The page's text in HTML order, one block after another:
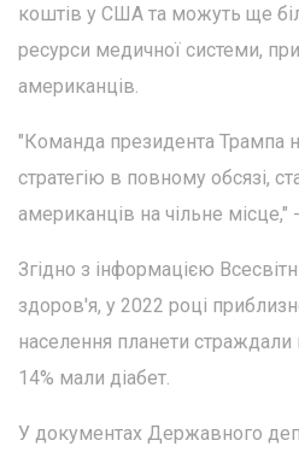
коштів у США та можуть ще
ресурси медичної системи,
американців.
"Команда президента Трампа
стратегію в повному обсязі,
американців на чільне місце,"
Згідно з інформацією
здоров'я, у 2022 році
населення планети страждали
14% мали діабет.
У документах Державного